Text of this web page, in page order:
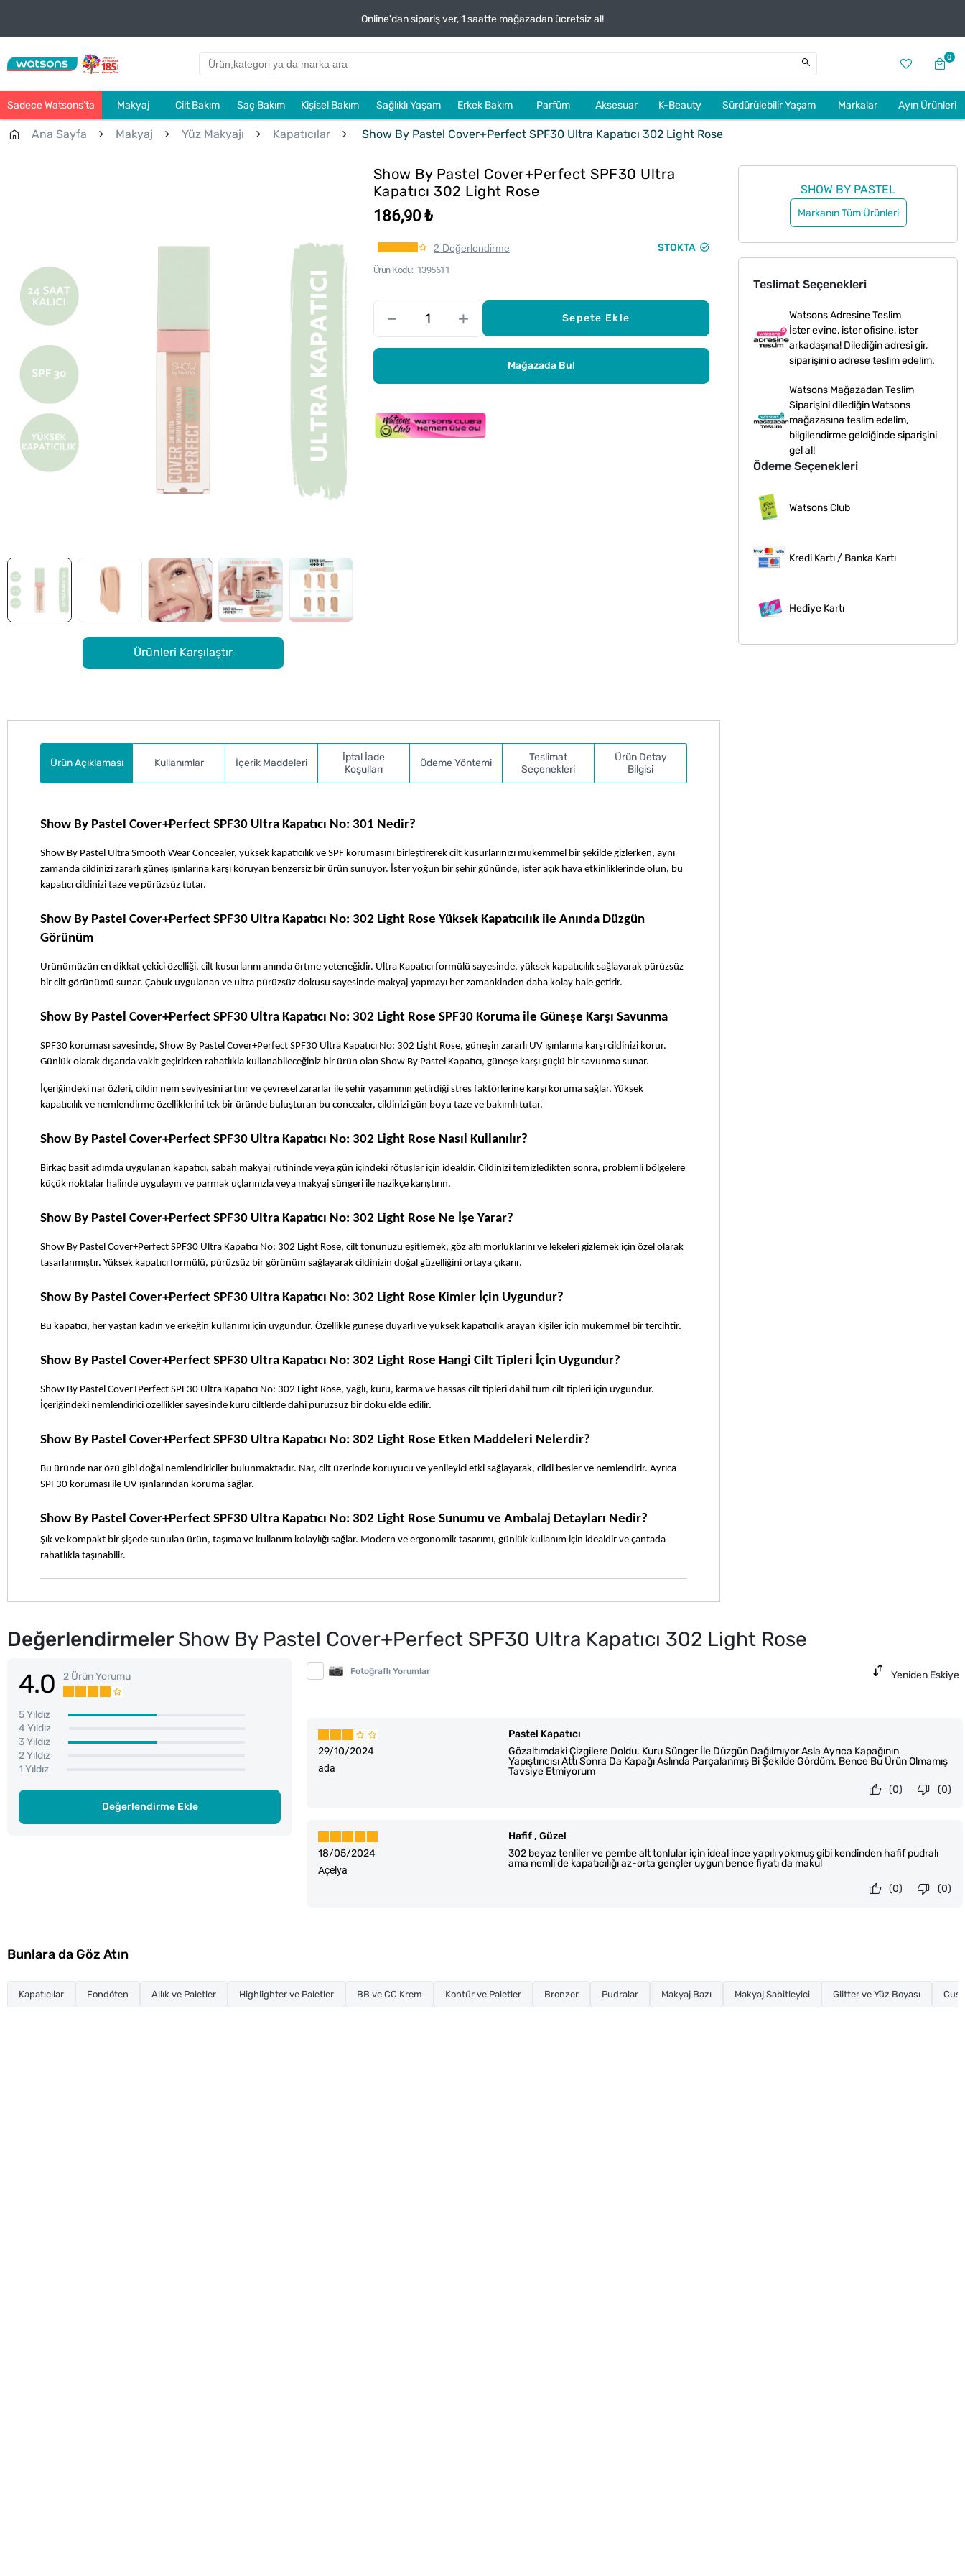
Online'dan sipariş ver, 1 saatte mağazadan ücretsiz al!
0
Sadece Watsons’ta Makyaj Cilt Bakım Saç Bakım Kişisel Bakım Sağlıklı Yaşam Erkek Bakım Parfüm Aksesuar K-Beauty Sürdürülebilir Yaşam Markalar Ayın Ürünleri
Ana Sayfa Makyaj Yüz Makyajı Kapatıcılar Show By Pastel Cover+Perfect SPF30 Ultra Kapatıcı 302 Light Rose
Ürünleri Karşılaştır
Show By Pastel Cover+Perfect SPF30 Ultra
Kapatıcı 302 Light Rose
186,90 ₺
2 Değerlendirme STOKTA
Ürün Kodu 1395611
– + Sepete Ekle
Mağazada Bul
SHOW BY PASTEL
Markanın Tüm Ürünleri
Teslimat Seçenekleri
Watsons Adresine Teslim
İster evine, ister ofisine, ister
arkadaşına! Dilediğin adresi gir,
siparişini o adrese teslim edelim.
Watsons Mağazadan Teslim
Siparişini dilediğin Watsons
mağazasına teslim edelim,
bilgilendirme geldiğinde siparişini
gel al!
Ödeme Seçenekleri
Watsons Club
Kredi Kartı / Banka Kartı
Hediye Kartı
Ürün Açıklaması Kullanımlar İçerik Maddeleri
İptal İade
Koşulları
Ödeme Yöntemi
Teslimat
Seçenekleri
Ürün Detay
Bilgisi
Show By Pastel Cover+Perfect SPF30 Ultra Kapatıcı No: 301 Nedir?
Show By Pastel Ultra Smooth Wear Concealer, yüksek kapatıcılık ve SPF korumasını birleştirerek cilt kusurlarınızı mükemmel bir şekilde gizlerken, aynı
zamanda cildinizi zararlı güneş ışınlarına karşı koruyan benzersiz bir ürün sunuyor. İster yoğun bir şehir gününde, ister açık hava etkinliklerinde olun, bu
kapatıcı cildinizi taze ve pürüzsüz tutar.
Show By Pastel Cover+Perfect SPF30 Ultra Kapatıcı No: 302 Light Rose Yüksek Kapatıcılık ile Anında Düzgün
Görünüm
Ürünümüzün en dikkat çekici özelliği, cilt kusurlarını anında örtme yeteneğidir. Ultra Kapatıcı formülü sayesinde, yüksek kapatıcılık sağlayarak pürüzsüz
bir cilt görünümü sunar. Çabuk uygulanan ve ultra pürüzsüz dokusu sayesinde makyaj yapmayı her zamankinden daha kolay hale getirir.
Show By Pastel Cover+Perfect SPF30 Ultra Kapatıcı No: 302 Light Rose SPF30 Koruma ile Güneşe Karşı Savunma
SPF30 koruması sayesinde, Show By Pastel Cover+Perfect SPF30 Ultra Kapatıcı No: 302 Light Rose, güneşin zararlı UV ışınlarına karşı cildinizi korur.
Günlük olarak dışarıda vakit geçirirken rahatlıkla kullanabileceğiniz bir ürün olan Show By Pastel Kapatıcı, güneşe karşı güçlü bir savunma sunar.
İçeriğindeki nar özleri, cildin nem seviyesini artırır ve çevresel zararlar ile şehir yaşamının getirdiği stres faktörlerine karşı koruma sağlar. Yüksek
kapatıcılık ve nemlendirme özelliklerini tek bir üründe buluşturan bu concealer, cildinizi gün boyu taze ve bakımlı tutar.
Show By Pastel Cover+Perfect SPF30 Ultra Kapatıcı No: 302 Light Rose Nasıl Kullanılır?
Birkaç basit adımda uygulanan kapatıcı, sabah makyaj rutininde veya gün içindeki rötuşlar için idealdir. Cildinizi temizledikten sonra, problemli bölgelere
küçük noktalar halinde uygulayın ve parmak uçlarınızla veya makyaj süngeri ile nazikçe karıştırın.
Show By Pastel Cover+Perfect SPF30 Ultra Kapatıcı No: 302 Light Rose Ne İşe Yarar?
Show By Pastel Cover+Perfect SPF30 Ultra Kapatıcı No: 302 Light Rose, cilt tonunuzu eşitlemek, göz altı morluklarını ve lekeleri gizlemek için özel olarak
tasarlanmıştır. Yüksek kapatıcı formülü, pürüzsüz bir görünüm sağlayarak cildinizin doğal güzelliğini ortaya çıkarır.
Show By Pastel Cover+Perfect SPF30 Ultra Kapatıcı No: 302 Light Rose Kimler İçin Uygundur?
Bu kapatıcı, her yaştan kadın ve erkeğin kullanımı için uygundur. Özellikle güneşe duyarlı ve yüksek kapatıcılık arayan kişiler için mükemmel bir tercihtir.
Show By Pastel Cover+Perfect SPF30 Ultra Kapatıcı No: 302 Light Rose Hangi Cilt Tipleri İçin Uygundur?
Show By Pastel Cover+Perfect SPF30 Ultra Kapatıcı No: 302 Light Rose, yağlı, kuru, karma ve hassas cilt tipleri dahil tüm cilt tipleri için uygundur.
İçeriğindeki nemlendirici özellikler sayesinde kuru ciltlerde dahi pürüzsüz bir doku elde edilir.
Show By Pastel Cover+Perfect SPF30 Ultra Kapatıcı No: 302 Light Rose Etken Maddeleri Nelerdir?
Bu üründe nar özü gibi doğal nemlendiriciler bulunmaktadır. Nar, cilt üzerinde koruyucu ve yenileyici etki sağlayarak, cildi besler ve nemlendirir. Ayrıca
SPF30 koruması ile UV ışınlarından koruma sağlar.
Show By Pastel Cover+Perfect SPF30 Ultra Kapatıcı No: 302 Light Rose Sunumu ve Ambalaj Detayları Nedir?
Şık ve kompakt bir şişede sunulan ürün, taşıma ve kullanım kolaylığı sağlar. Modern ve ergonomik tasarımı, günlük kullanım için idealdir ve çantada
rahatlıkla taşınabilir.
DeğerlendirmelerShow By Pastel Cover+Perfect SPF30 Ultra Kapatıcı 302 Light Rose
4.0 2 Ürün Yorumu
5 Yıldız
4 Yıldız
3 Yıldız
2 Yıldız
1 Yıldız
Değerlendirme Ekle
Fotoğraflı Yorumlar Yeniden Eskiye
29/10/2024
Pastel Kapatıcı
Gözaltımdaki Çizgilere Doldu. Kuru Sünger İle Düzgün Dağılmıyor Asla Ayrıca Kapağının
Yapıştırıcısı Attı Sonra Da Kapağı Aslında Parçalanmış Bi Şekilde Gördüm. Bence Bu Ürün Olmamış
Tavsiye Etmiyorum
ada
(0)
(0)
18/05/2024
Hafif , Güzel
302 beyaz tenliler ve pembe alt tonlular için ideal ince yapılı yokmuş gibi kendinden hafif pudralı
ama nemli de kapatıcılığı az-orta gençler uygun bence fiyatı da makul
Açelya
(0)
(0)
Bunlara da Göz Atın
Kapatıcılar Fondöten Allık ve Paletler Highlighter ve Paletler BB ve CC Krem Kontür ve Paletler Bronzer Pudralar Makyaj Bazı Makyaj Sabitleyici Glitter ve Yüz Boyası